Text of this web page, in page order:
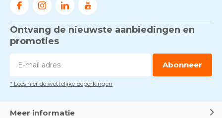
Ontvang de nieuwste aanbiedingen en
promoties
Abonneer
* Lees hier de wettelijke beperkingen
Meer informatie